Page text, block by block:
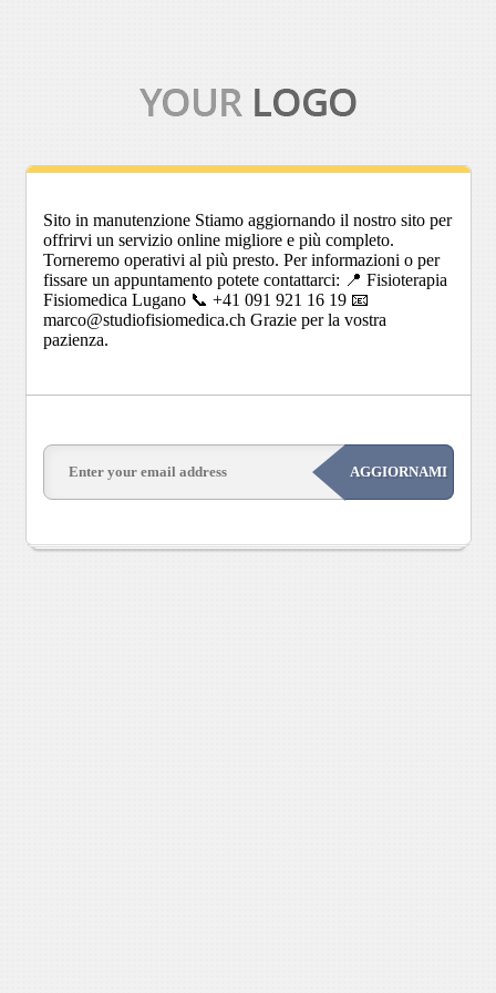
Sito in manutenzione Stiamo aggiornando il nostro sito per
offrirvi un servizio online migliore e più completo.
Torneremo operativi al più presto. Per informazioni o per
fissare un appuntamento potete contattarci: 📍 Fisioterapia
Fisiomedica Lugano 📞 +41 091 921 16 19 📧
marco@studiofisiomedica.ch Grazie per la vostra
pazienza.